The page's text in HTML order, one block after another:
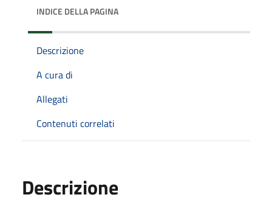
INDICE DELLA PAGINA
Descrizione
A cura di
Allegati
Contenuti correlati
Descrizione